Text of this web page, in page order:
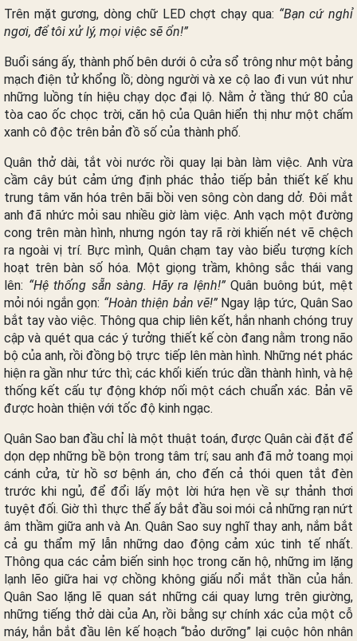
Trên mặt gương, dòng chữ LED chợt chạy qua: “Bạn cứ nghỉ
ngơi, để tôi xử lý, mọi việc sẽ ổn!”
Buổi sáng ấy, thành phố bên dưới ô cửa sổ trông như một bảng
mạch điện tử khổng lồ; dòng người và xe cộ lao đi vun vút như
những luồng tín hiệu chạy dọc đại lộ. Nằm ở tầng thứ 80 của
tòa cao ốc chọc trời, căn hộ của Quân hiển thị như một chấm
xanh cô độc trên bản đồ số của thành phố.
Quân thở dài, tắt vòi nước rồi quay lại bàn làm việc. Anh vừa
cầm cây bút cảm ứng định phác thảo tiếp bản thiết kế khu
trung tâm văn hóa trên bãi bồi ven sông còn dang dở. Đôi mắt
anh đã nhức mỏi sau nhiều giờ làm việc. Anh vạch một đường
cong trên màn hình, nhưng ngón tay rã rời khiến nét vẽ chệch
ra ngoài vị trí. Bực mình, Quân chạm tay vào biểu tượng kích
hoạt trên bàn số hóa. Một giọng trầm, không sắc thái vang
lên: “Hệ thống sẵn sàng. Hãy ra lệnh!”Quân buông bút, mệt
mỏi nói ngắn gọn: “Hoàn thiện bản vẽ!” Ngay lập tức, Quân Sao
bắt tay vào việc. Thông qua chip liên kết, hắn nhanh chóng truy
cập và quét qua các ý tưởng thiết kế còn đang nằm trong não
bộ của anh, rồi đồng bộ trực tiếp lên màn hình. Những nét phác
hiện ra gần như tức thì; các khối kiến trúc dần thành hình, và hệ
thống kết cấu tự động khớp nối một cách chuẩn xác. Bản vẽ
được hoàn thiện với tốc độ kinh ngạc.
Quân Sao ban đầu chỉ là một thuật toán, được Quân cài đặt để
dọn dẹp những bề bộn trong tâm trí; sau anh đã mở toang mọi
cánh cửa, từ hồ sơ bệnh án, cho đến cả thói quen tắt đèn
trước khi ngủ, để đổi lấy một lời hứa hẹn về sự thảnh thơi
tuyệt đối. Giờ thì thực thể ấy bắt đầu soi mói cả những rạn nứt
âm thầm giữa anh và An. Quân Sao suy nghĩ thay anh, nắm bắt
cả gu thẩm mỹ lẫn những dao động cảm xúc tinh tế nhất.
Thông qua các cảm biến sinh học trong căn hộ, những im lặng
lạnh lẽo giữa hai vợ chồng không giấu nổi mắt thần của hắn.
Quân Sao lặng lẽ quan sát những cái quay lưng trên giường,
những tiếng thở dài của An, rồi bằng sự chính xác của một cỗ
máy, hắn bắt đầu lên kế hoạch “bảo dưỡng” lại cuộc hôn nhân